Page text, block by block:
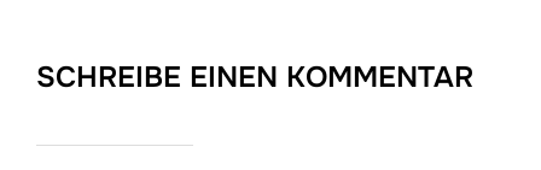
SCHREIBE EINEN KOMMENTAR